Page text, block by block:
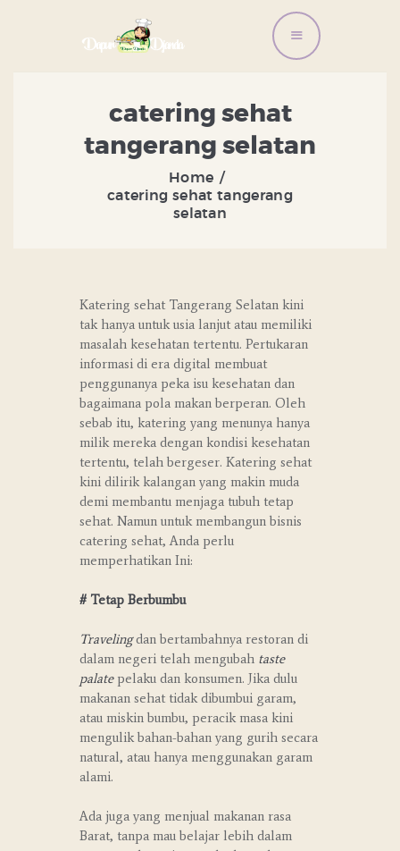
catering sehat
tangerang selatan
Home
catering sehat tangerang
selatan
LAYANAN ORDER
DISTRIBUTOR
ARTIKEL DAN RESEP
Katering sehat Tangerang Selatan kini
tak hanya untuk usia lanjut atau memiliki
masalah kesehatan tertentu. Pertukaran
informasi di era digital membuat
penggunanya peka isu kesehatan dan
bagaimana pola makan berperan. Oleh
sebab itu, katering yang menunya hanya
milik mereka dengan kondisi kesehatan
tertentu, telah bergeser. Katering sehat
kini dilirik kalangan yang makin muda
demi membantu menjaga tubuh tetap
sehat. Namun untuk membangun bisnis
catering sehat, Anda perlu
memperhatikan Ini:
# Tetap Berbumbu
Travelingdan bertambahnya restoran di
dalam negeri telah mengubah taste
palate pelaku dan konsumen. Jika dulu
makanan sehat tidak dibumbui garam,
atau miskin bumbu, peracik masa kini
mengulik bahan-bahan yang gurih secara
natural, atau hanya menggunakan garam
alami.
Ada juga yang menjual makanan rasa
Barat, tanpa mau belajar lebih dalam